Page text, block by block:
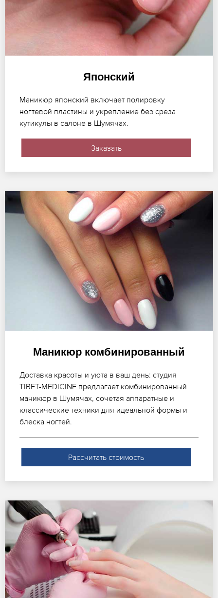
Японский
Маникюр японский включает полировку
ногтевой пластины и укрепление без среза
кутикулы в салоне в Шумячах.
Заказать
Маникюр комбинированный
Доставка красоты и уюта в ваш день: студия
TIBET-MEDICINE предлагает комбинированный
маникюр в Шумячах, сочетая аппаратные и
классические техники для идеальной формы и
блеска ногтей.
Рассчитать стоимость